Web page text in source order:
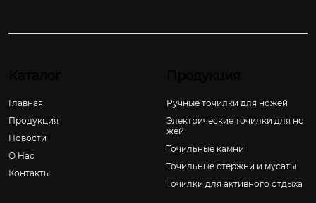
Главная
Продукция
Новости
О Hас
Контакты
Ручные точилки для ножей
Электрические точилки для но
жей
Точильные камни
Точильные стержни и мусаты
Точилки для активного отдыха